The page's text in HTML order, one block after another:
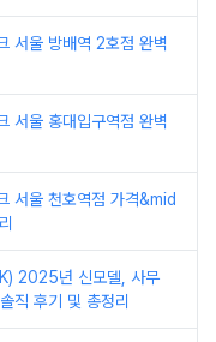
서울 방배역 2호점 완벽
서울 홍대입구역점 완벽
서울 천호역점 가격&mid
2025년 신모델, 사무
직 후기 및 총정리